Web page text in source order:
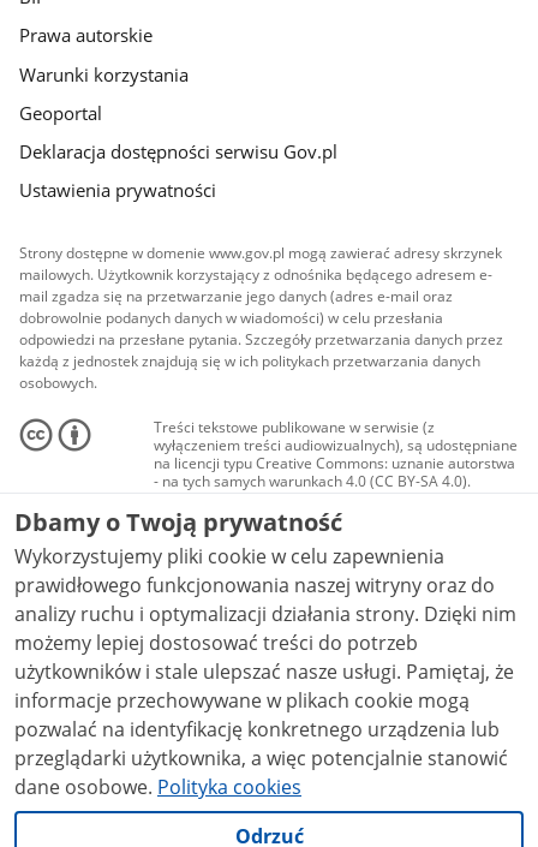
Prawa autorskie
Warunki korzystania
Geoportal
Deklaracja dostępności serwisu Gov.pl
Ustawienia prywatności
Strony dostępne w domenie www.gov.pl mogą zawierać adresy skrzynek
mailowych. Użytkownik korzystający z odnośnika będącego adresem e-
mail zgadza się na przetwarzanie jego danych (adres e-mail oraz
dobrowolnie podanych danych w wiadomości) w celu przesłania
odpowiedzi na przesłane pytania. Szczegóły przetwarzania danych przez
każdą z jednostek znajdują się w ich politykach przetwarzania danych
osobowych.
Treści tekstowe publikowane w serwisie (z
wyłączeniem treści audiowizualnych), są udostępniane
na licencji typu Creative Commons: uznanie autorstwa
- na tych samych warunkach 4.0 (CC BY-SA 4.0).
Materiały audiowizualne, w tym zdjęcia, materiały
audio i wideo, są udostępniane na licencji typu
Creative Commons: uznanie autorstwa użycie
niekomercyjne - bez utworów zależnych 4.0 (CC BY-
NC-ND 4.0), o ile nie jest to stwierdzone inaczej.
Dbamy o Twoją prywatność
Wykorzystujemy pliki cookie w celu zapewnienia
prawidłowego funkcjonowania naszej witryny oraz do
analizy ruchu i optymalizacji działania strony. Dzięki nim
możemy lepiej dostosować treści do potrzeb
użytkowników i stale ulepszać nasze usługi. Pamiętaj, że
informacje przechowywane w plikach cookie mogą
pozwalać na identyfikację konkretnego urządzenia lub
przeglądarki użytkownika, a więc potencjalnie stanowić
dane osobowe. Polityka cookies
Odrzuć